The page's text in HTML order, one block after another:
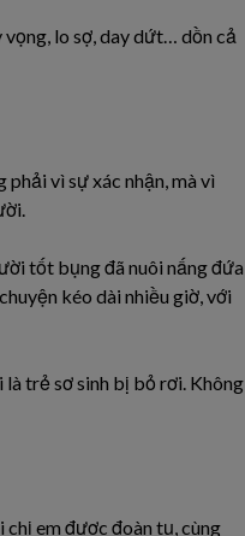
lo sợ, day dứt… dồn cả
vì sự xác nhận, mà vì
tốt bụng đã nuôi nấng đứa
kéo dài nhiều giờ, với
trẻ sơ sinh bị bỏ rơi. Không
chị em được đoàn tụ, cùng